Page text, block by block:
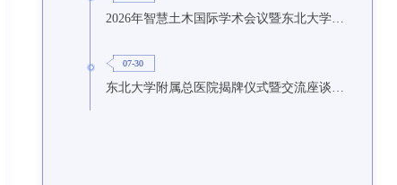
07-30
东北大学附属总医院揭牌仪式暨交流座谈会举行